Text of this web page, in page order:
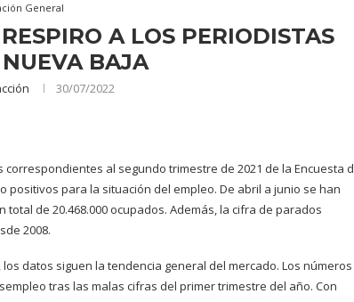
General
A LOS PERIODISTAS
BAJA
30/07/2022
al segundo trimestre de 2021 de la Encuesta
positivos para la situación del empleo. De abril a junio se han
de 20.468.000 ocupados. Además, la cifra de parados
2008.
datos siguen la tendencia general del mercado. Los números
tras las malas cifras del primer trimestre del año. Con